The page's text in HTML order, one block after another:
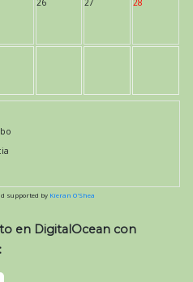
26 27 28
supported by Kieran O'Shea
en DigitalOcean con